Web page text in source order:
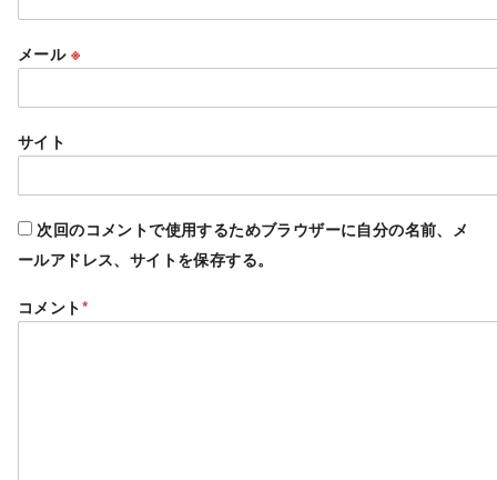
メール ※
サイト
次回のコメントで使用するためブラウザーに自分の名前、メ
ールアドレス、サイトを保存する。
コメント*